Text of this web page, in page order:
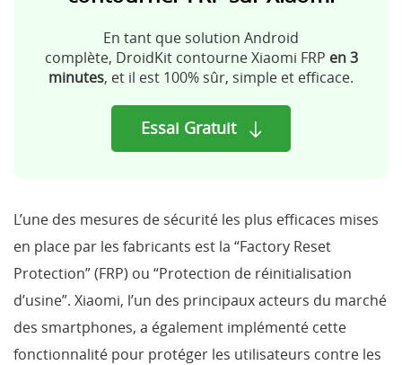
En tant que solution Android
complète, DroidKit contourne Xiaomi FRP en 3
minutes, et il est 100% sûr, simple et efficace.
Essai Gratuit
L’une des mesures de sécurité les plus efficaces mises
en place par les fabricants est la “Factory Reset
Protection” (FRP) ou “Protection de réinitialisation
d’usine”. Xiaomi, l’un des principaux acteurs du marché
des smartphones, a également implémenté cette
fonctionnalité pour protéger les utilisateurs contre les